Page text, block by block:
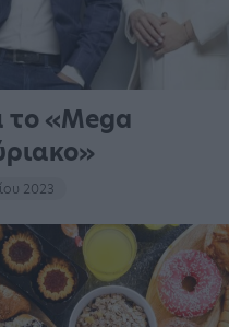
το «Mega
2023